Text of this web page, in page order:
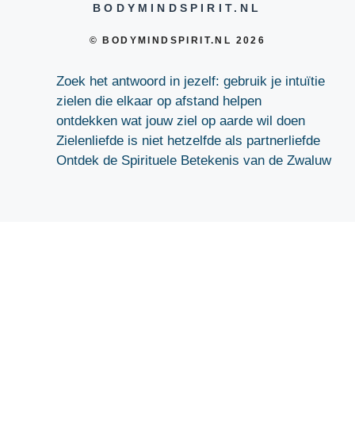
BODYMINDSPIRIT.NL
© BODYMINDSPIRIT.NL 2026
Zoek het antwoord in jezelf: gebruik je intuïtie
zielen die elkaar op afstand helpen
ontdekken wat jouw ziel op aarde wil doen
Zielenliefde is niet hetzelfde als partnerliefde
Ontdek de Spirituele Betekenis van de Zwaluw